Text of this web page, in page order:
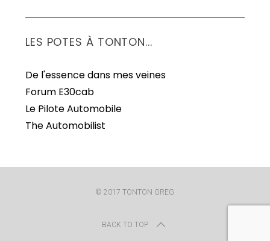
LES POTES À TONTON...
De l'essence dans mes veines
Forum E30cab
Le Pilote Automobile
The Automobilist
© 2017 TONTON GREG
BACK TO TOP